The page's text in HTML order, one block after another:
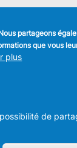
Charte de
partageons
que vous
plus
de